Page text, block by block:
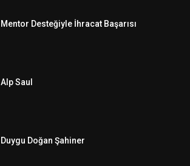
Mentor Desteğiyle İhracat Başarısı
Alp Saul
Duygu Doğan Şahiner